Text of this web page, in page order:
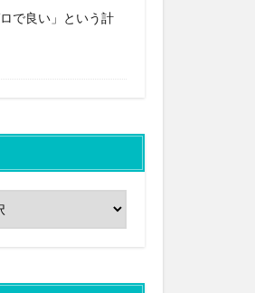
で良い」という計